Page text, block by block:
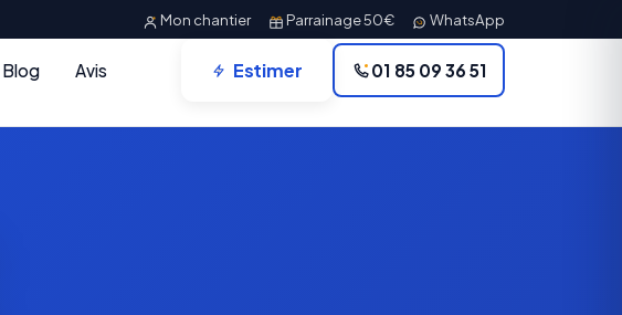
Mon chantier Parrainage 50€ WhatsApp
Blog Avis Estimer 01 85 09 36 51